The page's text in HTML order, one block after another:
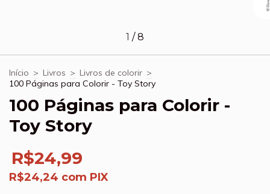
1 /8
Início > Livros > Livros de colorir >
100 Páginas para Colorir - Toy Story
100 Páginas para Colorir -
Toy Story
R$24,99
R$24,24 com PIX